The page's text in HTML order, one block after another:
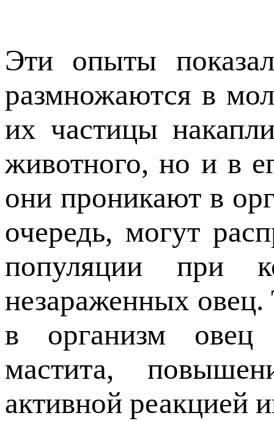
Эти опыты
размножаются в
их частицы
животного, но и в
они проникают в
очередь, могут
популяции при
незараженных
в организм овец
мастита,
активной реакцией